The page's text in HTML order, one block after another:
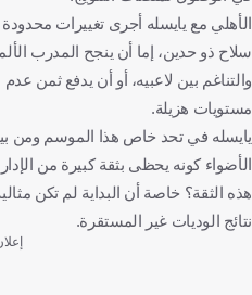
الأهلي مع يايسله أجرى تغييرات
سلاح ذو حدين، إما أن ينجح المدرب
والتناغم بين لاعبيه، أو أن يدفع ثمن
مستويات هزيلة.
يايسله في تحد خاص هذا الموسم ومن
الأضواء كونه يحظى بثقة كبيرة من
هذه الثقة؟ خاصة أن البداية لم تكن
نتائج الوديات غير المستقرة.